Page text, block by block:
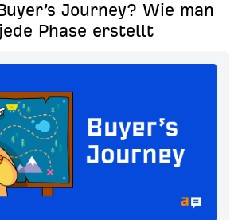
Journey? Wie man
Phase erstellt